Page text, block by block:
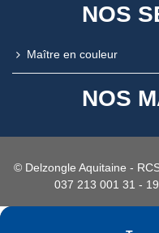
NOS
Maître en couleur
NOS
© Delzongle Aquitaine -
037 213 001 31 -